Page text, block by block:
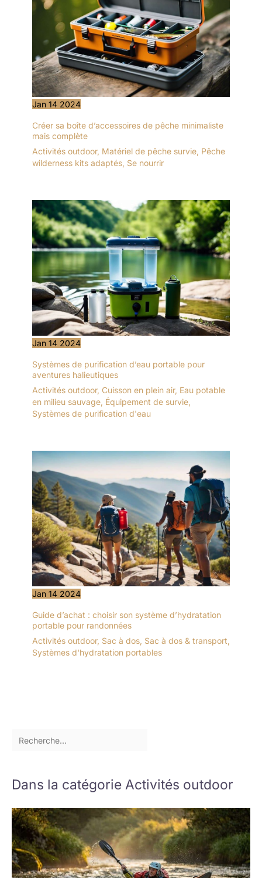
Jan 14 2024
Créer sa boîte d’accessoires de pêche minimaliste
mais complète
Activités outdoor, Matériel de pêche survie, Pêche
wilderness kits adaptés, Se nourrir
Jan 14 2024
Systèmes de purification d’eau portable pour
aventures halieutiques
Activités outdoor, Cuisson en plein air, Eau potable
en milieu sauvage, Équipement de survie,
Systèmes de purification d'eau
Jan 14 2024
Guide d’achat : choisir son système d’hydratation
portable pour randonnées
Activités outdoor, Sac à dos, Sac à dos & transport,
Systèmes d'hydratation portables
Dans la catégorie Activités outdoor